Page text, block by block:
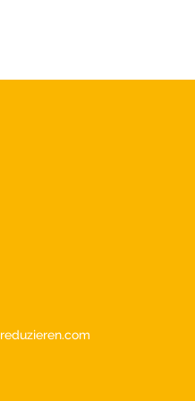
reduzieren.com